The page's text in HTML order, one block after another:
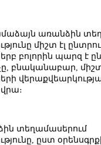
առանձին
միշտ էլ
բոլորին պարզ է
բնականաբար, միշտ
տեղամասերում
ըստ